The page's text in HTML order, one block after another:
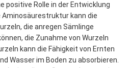
positive Rolle in der Entwicklung
kann die
die anregen Sämlinge
die Zunahme von Wurzeln
kann die Fähigkeit von Ernten
Wasser im Boden zu absorbieren.